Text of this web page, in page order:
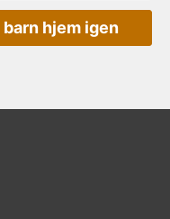
hjem igen